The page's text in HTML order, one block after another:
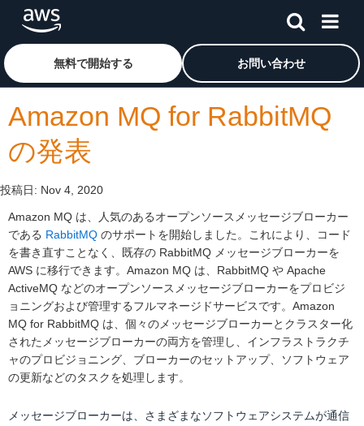
メインコンテンツに移動
アマゾン ウェブ サービスのホームページに戻るには、こ
無料で開始する お問い合わせ
Amazon MQ for RabbitMQ
の発表
投稿日: Nov 4, 2020
Amazon MQ は、人気のあるオープンソースメッセージブローカー
である RabbitMQ のサポートを開始しました。これにより、コード
を書き直すことなく、既存の RabbitMQ メッセージブローカーを
AWS に移行できます。Amazon MQ は、RabbitMQ や Apache
ActiveMQ などのオープンソースメッセージブローカーをプロビジ
ョニングおよび管理するフルマネージドサービスです。Amazon
MQ for RabbitMQ は、個々のメッセージブローカーとクラスター化
されたメッセージブローカーの両方を管理し、インフラストラクチ
ャのプロビジョニング、ブローカーのセットアップ、ソフトウェア
の更新などのタスクを処理します。
メッセージブローカーは、さまざまなソフトウェアシステムが通信